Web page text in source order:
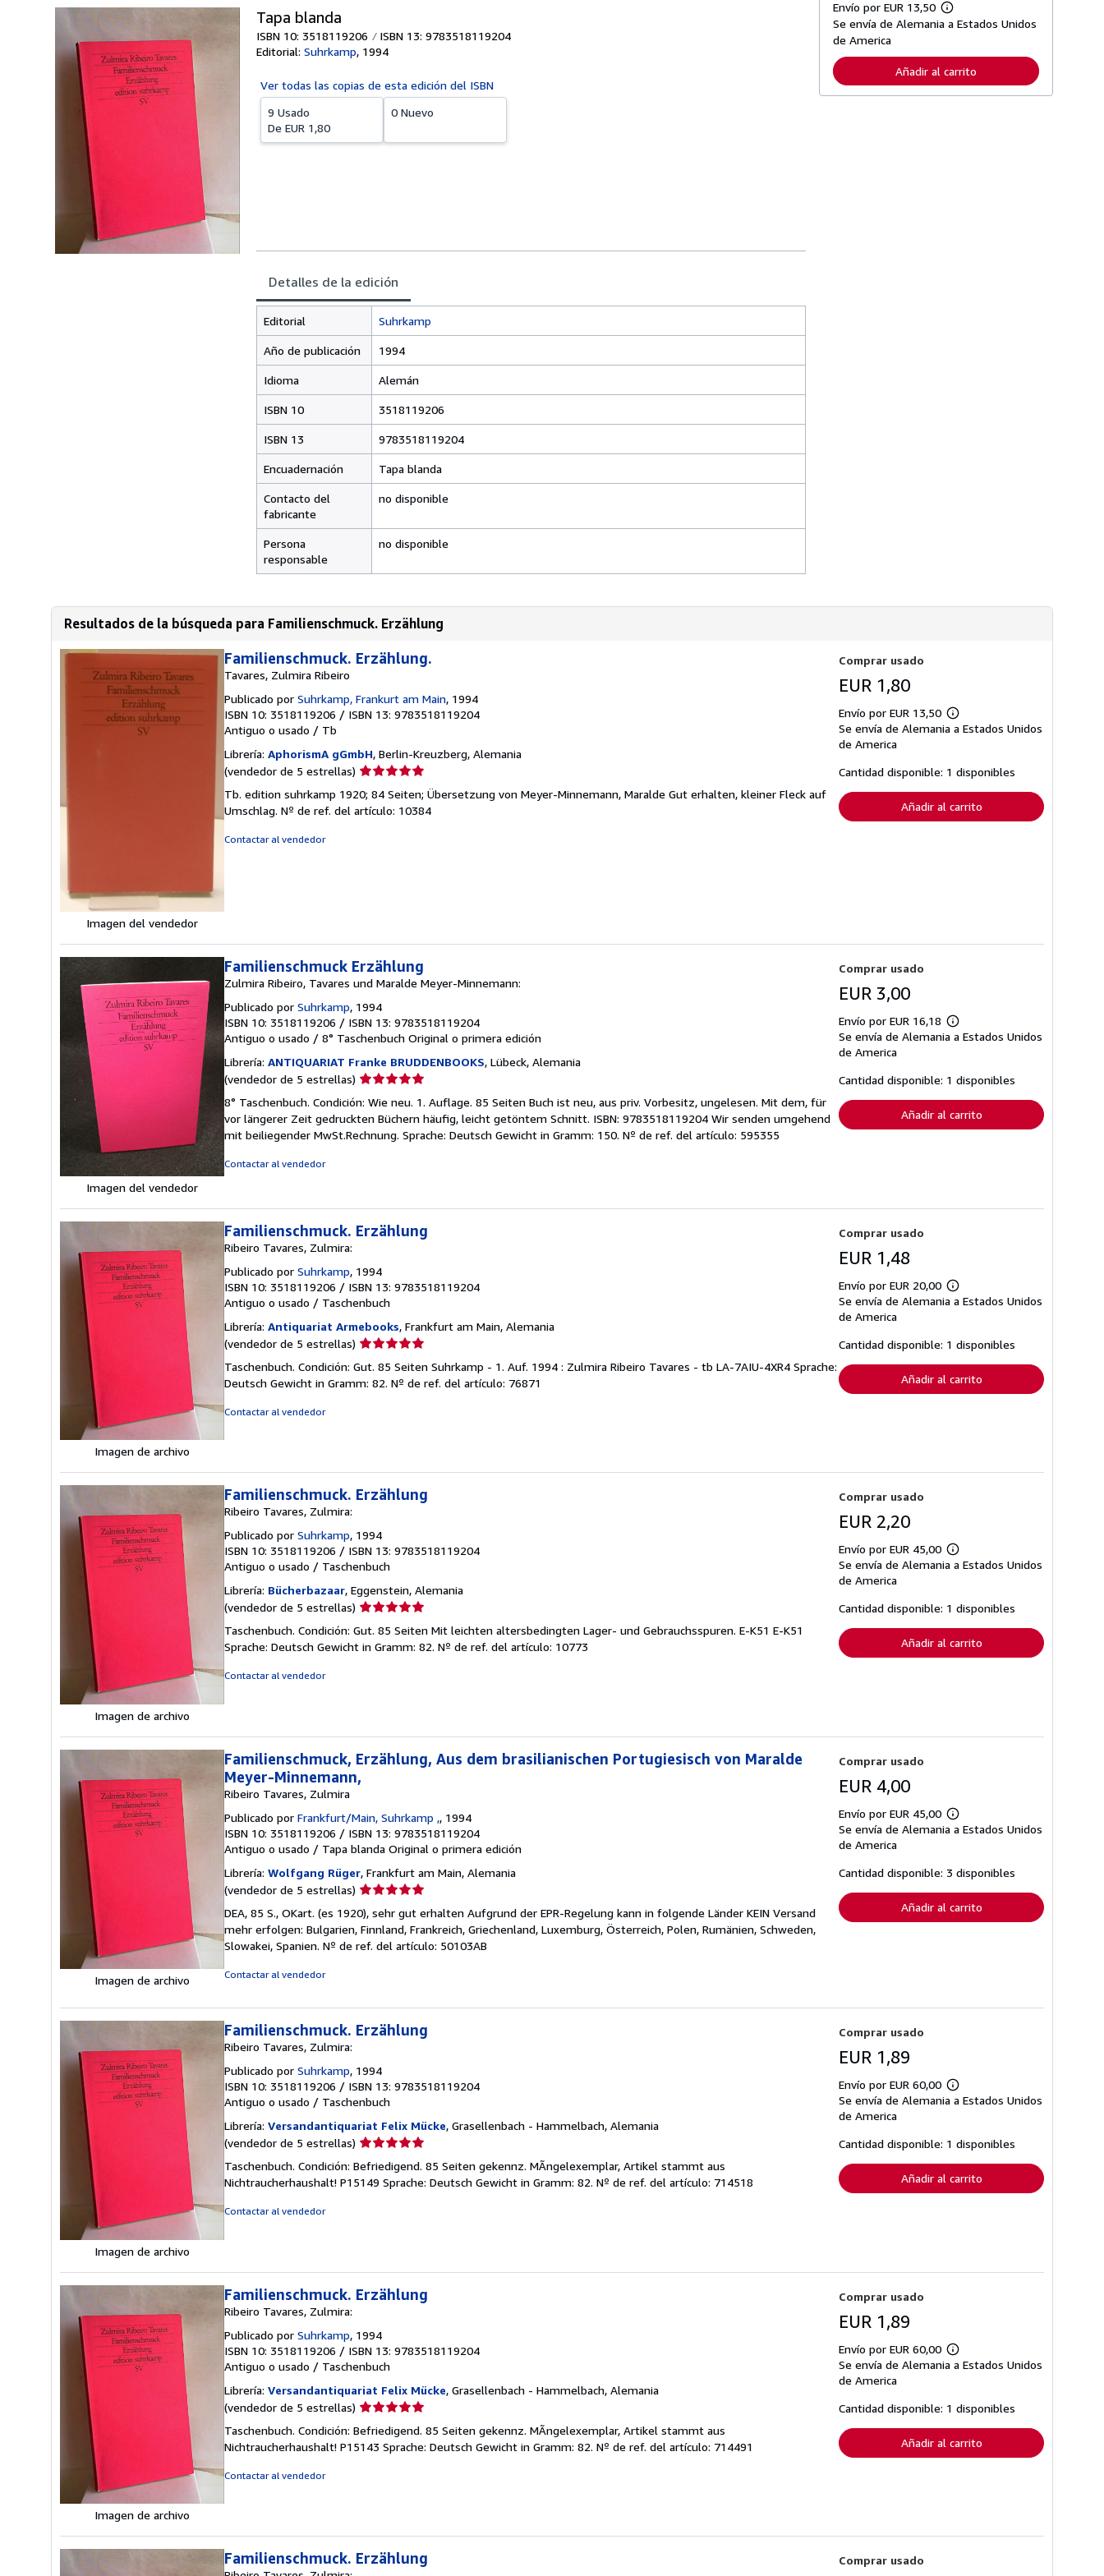
Tapa blanda
ISBN 10: 3518119206
ISBN 13: 9783518119204
Editorial: Suhrkamp, 1994
Ver todas las copias de esta edición del ISBN
9 Usado
De EUR 1,80
0 Nuevo
Detalles de la edición
Editorial Suhrkamp
Año de publicación 1994
Idioma Alemán
ISBN 10 3518119206
ISBN 13 9783518119204
Encuadernación Tapa blanda
Contacto del
fabricante
no disponible
Persona
responsable
no disponible
Envío por EUR 13,50
M
á
f
o
r
Se envía de Alemania a Estados Unidos
de America
Añadir al carrito
Resultados de la búsqueda para Familienschmuck. Erzählung
Imagen del vendedor
Familienschmuck. Erzählung.
Tavares, Zulmira Ribeiro
Publicado por Suhrkamp, Frankurt am Main, 1994
ISBN 10: 3518119206 / ISBN 13: 9783518119204
Antiguo o usado / Tb
Librería: AphorismA gGmbH, Berlin-Kreuzberg, Alemania
(vendedor de 5 estrellas) Calificación
vendedor:
5
Tb. edition suhrkamp 1920; 84 Seiten; Übersetzung von Meyer-Minnemann, Maralde Gut erhalten, kleiner Fleck auf
Umschlag. Nº de ref. del artículo: 10384
Contactar al vendedor
Comprar usado
EUR 1,80
Envío por EUR 13,50
Más
información
tarifas
de
envío
Se envía de Alemania a Estados Unidos
de America
Cantidad disponible: 1 disponibles
Añadir al carrito
Imagen del vendedor
Familienschmuck Erzählung
Zulmira Ribeiro, Tavares und Maralde Meyer-Minnemann:
Publicado por Suhrkamp, 1994
ISBN 10: 3518119206 / ISBN 13: 9783518119204
Antiguo o usado / 8° Taschenbuch Original o primera edición
Librería: ANTIQUARIAT Franke BRUDDENBOOKS, Lübeck, Alemania
(vendedor de 5 estrellas) Calificación
vendedor:
5
de
8° Taschenbuch. Condición: Wie neu. 1. Auflage. 85 Seiten Buch ist neu, aus priv. Vorbesitz, ungelesen. Mit dem, für
vor längerer Zeit gedruckten Büchern häufig, leicht getöntem Schnitt. ISBN: 9783518119204 Wir senden umgehend
mit beiliegender MwSt.Rechnung. Sprache: Deutsch Gewicht in Gramm: 150. Nº de ref. del artículo: 595355
Contactar al vendedor
Comprar usado
EUR 3,00
Envío por EUR 16,18
Más
información
tarifas
de
envío
Se envía de Alemania a Estados Unidos
de America
Cantidad disponible: 1 disponibles
Añadir al carrito
Imagen de archivo
Familienschmuck. Erzählung
Ribeiro Tavares, Zulmira:
Publicado por Suhrkamp, 1994
ISBN 10: 3518119206 / ISBN 13: 9783518119204
Antiguo o usado / Taschenbuch
Librería: Antiquariat Armebooks, Frankfurt am Main, Alemania
(vendedor de 5 estrellas) Calificación
vendedor:
5
Taschenbuch. Condición: Gut. 85 Seiten Suhrkamp - 1. Auf. 1994 : Zulmira Ribeiro Tavares - tb LA-7AIU-4XR4 Sprache:
Deutsch Gewicht in Gramm: 82. Nº de ref. del artículo: 76871
Contactar al vendedor
Comprar usado
EUR 1,48
Envío por EUR 20,00
Más
información
tarifas
de
envío
Se envía de Alemania a Estados Unidos
de America
Cantidad disponible: 1 disponibles
Añadir al carrito
Imagen de archivo
Familienschmuck. Erzählung
Ribeiro Tavares, Zulmira:
Publicado por Suhrkamp, 1994
ISBN 10: 3518119206 / ISBN 13: 9783518119204
Antiguo o usado / Taschenbuch
Librería: Bücherbazaar, Eggenstein, Alemania
(vendedor de 5 estrellas) Calificación
vendedor:
5
Taschenbuch. Condición: Gut. 85 Seiten Mit leichten altersbedingten Lager- und Gebrauchsspuren. E-K51 E-K51
Sprache: Deutsch Gewicht in Gramm: 82. Nº de ref. del artículo: 10773
Contactar al vendedor
Comprar usado
EUR 2,20
Envío por EUR 45,00
Más
información
tarifas
de
envío
Se envía de Alemania a Estados Unidos
de America
Cantidad disponible: 1 disponibles
Añadir al carrito
Imagen de archivo
Familienschmuck, Erzählung, Aus dem brasilianischen Portugiesisch von Maralde
Meyer-Minnemann,
Ribeiro Tavares, Zulmira
Publicado por Frankfurt/Main, Suhrkamp ,, 1994
ISBN 10: 3518119206 / ISBN 13: 9783518119204
Antiguo o usado / Tapa blanda Original o primera edición
Librería: Wolfgang Rüger, Frankfurt am Main, Alemania
(vendedor de 5 estrellas) Calificación
vendedor:
5
de
DEA, 85 S., OKart. (es 1920), sehr gut erhalten Aufgrund der EPR-Regelung kann in folgende Länder KEIN Versand
mehr erfolgen: Bulgarien, Finnland, Frankreich, Griechenland, Luxemburg, Österreich, Polen, Rumänien, Schweden,
Slowakei, Spanien. Nº de ref. del artículo: 50103AB
Contactar al vendedor
Comprar usado
EUR 4,00
Envío por EUR 45,00
Más
información
tarifas
de
envío
Se envía de Alemania a Estados Unidos
de America
Cantidad disponible: 3 disponibles
Añadir al carrito
Imagen de archivo
Familienschmuck. Erzählung
Ribeiro Tavares, Zulmira:
Publicado por Suhrkamp, 1994
ISBN 10: 3518119206 / ISBN 13: 9783518119204
Antiguo o usado / Taschenbuch
Librería: Versandantiquariat Felix Mücke, Grasellenbach - Hammelbach, Alemania
(vendedor de 5 estrellas) Calificación
vendedor:
5
Taschenbuch. Condición: Befriedigend. 85 Seiten gekennz. MÃngelexemplar, Artikel stammt aus
Nichtraucherhaushalt! P15149 Sprache: Deutsch Gewicht in Gramm: 82. Nº de ref. del artículo: 714518
Contactar al vendedor
Comprar usado
EUR 1,89
Envío por EUR 60,00
Más
información
tarifas
de
envío
Se envía de Alemania a Estados Unidos
de America
Cantidad disponible: 1 disponibles
Añadir al carrito
Imagen de archivo
Familienschmuck. Erzählung
Ribeiro Tavares, Zulmira:
Publicado por Suhrkamp, 1994
ISBN 10: 3518119206 / ISBN 13: 9783518119204
Antiguo o usado / Taschenbuch
Librería: Versandantiquariat Felix Mücke, Grasellenbach - Hammelbach, Alemania
(vendedor de 5 estrellas) Calificación
vendedor:
5
Taschenbuch. Condición: Befriedigend. 85 Seiten gekennz. MÃngelexemplar, Artikel stammt aus
Nichtraucherhaushalt! P15143 Sprache: Deutsch Gewicht in Gramm: 82. Nº de ref. del artículo: 714491
Contactar al vendedor
Comprar usado
EUR 1,89
Envío por EUR 60,00
Más
información
tarifas
de
envío
Se envía de Alemania a Estados Unidos
de America
Cantidad disponible: 1 disponibles
Añadir al carrito
Familienschmuck. Erzählung Comprar usado